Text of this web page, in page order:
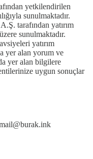
yetkilendirilen
sunulmaktadır.
tarafından yatırım
sunulmaktadır.
yatırım
yer alan yorum ve
yer alan bilgilere
uygun sonuçlar